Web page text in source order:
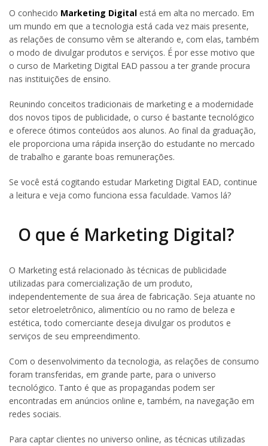
O conhecido Marketing Digital está em alta no mercado. Em
um mundo em que a tecnologia está cada vez mais presente,
as relações de consumo vêm se alterando e, com elas, também
o modo de divulgar produtos e serviços. É por esse motivo que
o curso de Marketing Digital EAD passou a ter grande procura
nas instituições de ensino.
Reunindo conceitos tradicionais de marketing e a modernidade
dos novos tipos de publicidade, o curso é bastante tecnológico
e oferece ótimos conteúdos aos alunos. Ao final da graduação,
ele proporciona uma rápida inserção do estudante no mercado
de trabalho e garante boas remunerações.
Se você está cogitando estudar Marketing Digital EAD, continue
a leitura e veja como funciona essa faculdade. Vamos lá?
O que é Marketing Digital?
O Marketing está relacionado às técnicas de publicidade
utilizadas para comercialização de um produto,
independentemente de sua área de fabricação. Seja atuante no
setor eletroeletrônico, alimentício ou no ramo de beleza e
estética, todo comerciante deseja divulgar os produtos e
serviços de seu empreendimento.
Com o desenvolvimento da tecnologia, as relações de consumo
foram transferidas, em grande parte, para o universo
tecnológico. Tanto é que as propagandas podem ser
encontradas em anúncios online e, também, na navegação em
redes sociais.
Para captar clientes no universo online, as técnicas utilizadas